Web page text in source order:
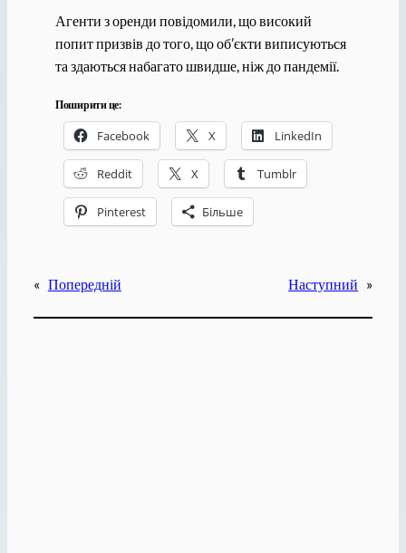
Агенти з оренди повідомили, що високий
попит призвів до того, що об’єкти виписуються
та здаються набагато швидше, ніж до пандемії.
Поширити це:
Facebook X LinkedIn
Reddit X Tumblr
Pinterest Більше
« Попередній Наступний »